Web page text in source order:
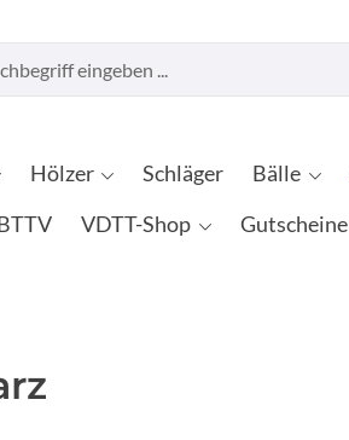
Hölzer Schläger Bälle
VDTT-Shop Gutscheine